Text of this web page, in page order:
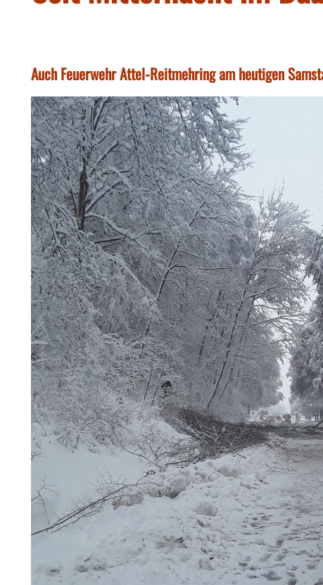
Auch Feuerwehr Attel-Reitmehring am heutigen